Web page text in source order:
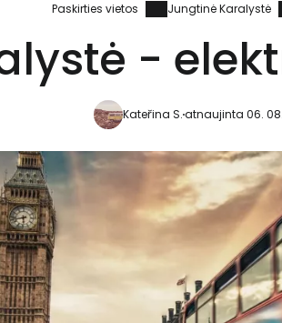
Paskirties vietos Jungtinė Karalystė
-
Kateřina S.atnaujinta 06.